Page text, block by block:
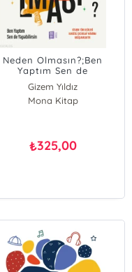
Neden Olmasın?;Ben
Yaptım Sen de
Yapabilirsin
Gizem Yıldız
Mona Kitap
₺325,00